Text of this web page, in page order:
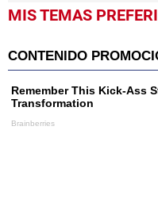
MIS TEMAS